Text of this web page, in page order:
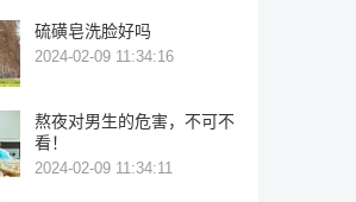
硫磺皂洗脸好吗
2024-02-09 11:34:16
熬夜对男生的危害，不可不
看！
2024-02-09 11:34:11